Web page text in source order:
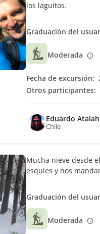
los laguitos.
Graduación del
Moderada
Fecha de excursión:
Otros participantes:
Eduardo Atalah
Chile
Mucha nieve desde
esquíes y nos
Graduación del
Moderada